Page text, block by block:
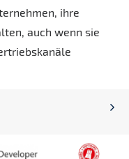
ihre
auch wenn sie